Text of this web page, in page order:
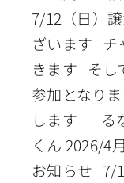
7/12（日）
ざいます チ
きます そし
参加となり
します る
くん 2026/4
お知らせ 7/